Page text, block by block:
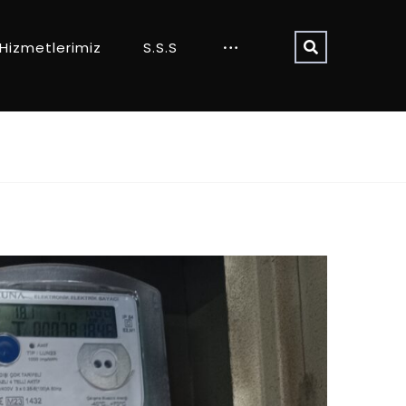
Hizmetlerimiz S.S.S